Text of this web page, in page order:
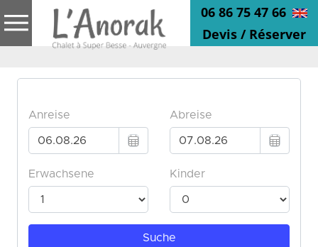
06 86 75 47 66
Devis / Réserver